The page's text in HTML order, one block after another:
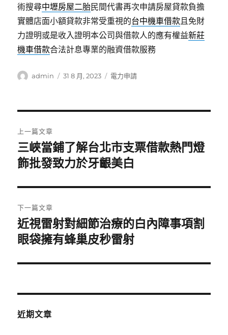
術搜尋中壢房屋二胎民間代書再次申請房屋貸款負擔
實體店面小額貸款非常受重視的台中機車借款且免財
力證明或是收入證明本公司與借款人的應有權益新莊
機車借款合法計息專業的融資借款服務
作
admin
發
31 8 月, 2023
分
電力申請
章
導
覽
上一篇文章
上
一
文
章:
三峽當鋪了解台北市支票借款熱門燈
飾批發致力於牙齦美白
下一篇文章
下
一
文
近視雷射對細節治療的白內障事項割
眼袋擁有蜂巢皮秒雷射
近期文章